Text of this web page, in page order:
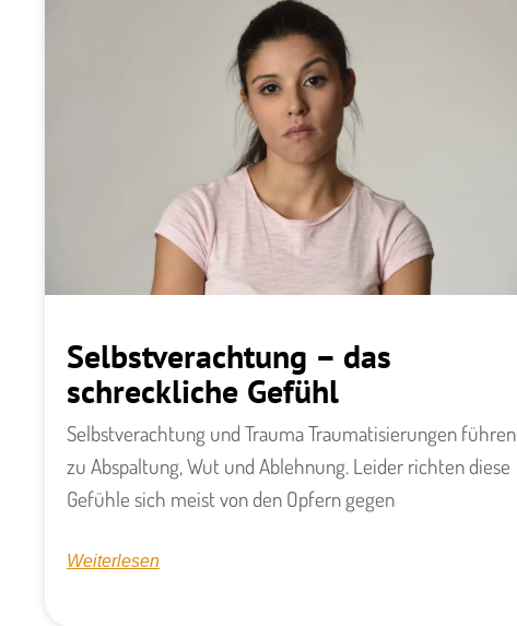
Selbstverachtung – das
schreckliche Gefühl
Selbstverachtung und Trauma ​​Traumatisierungen führen
zu Abspaltung, Wut und Ablehnung. Leider richten diese
Gefühle sich meist von den Opfern gegen
Weiterlesen